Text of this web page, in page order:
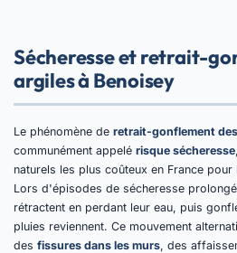
Sécheresse et retrait-
argiles à Benoisey
Le phénomène de retrait-gonflement des
communément appelé risque sécheresse
naturels les plus coûteux en France
Lors d'épisodes de sécheresse
rétractent en perdant leur eau, puis
pluies reviennent. Ce mouvement
des fissures dans les murs, des